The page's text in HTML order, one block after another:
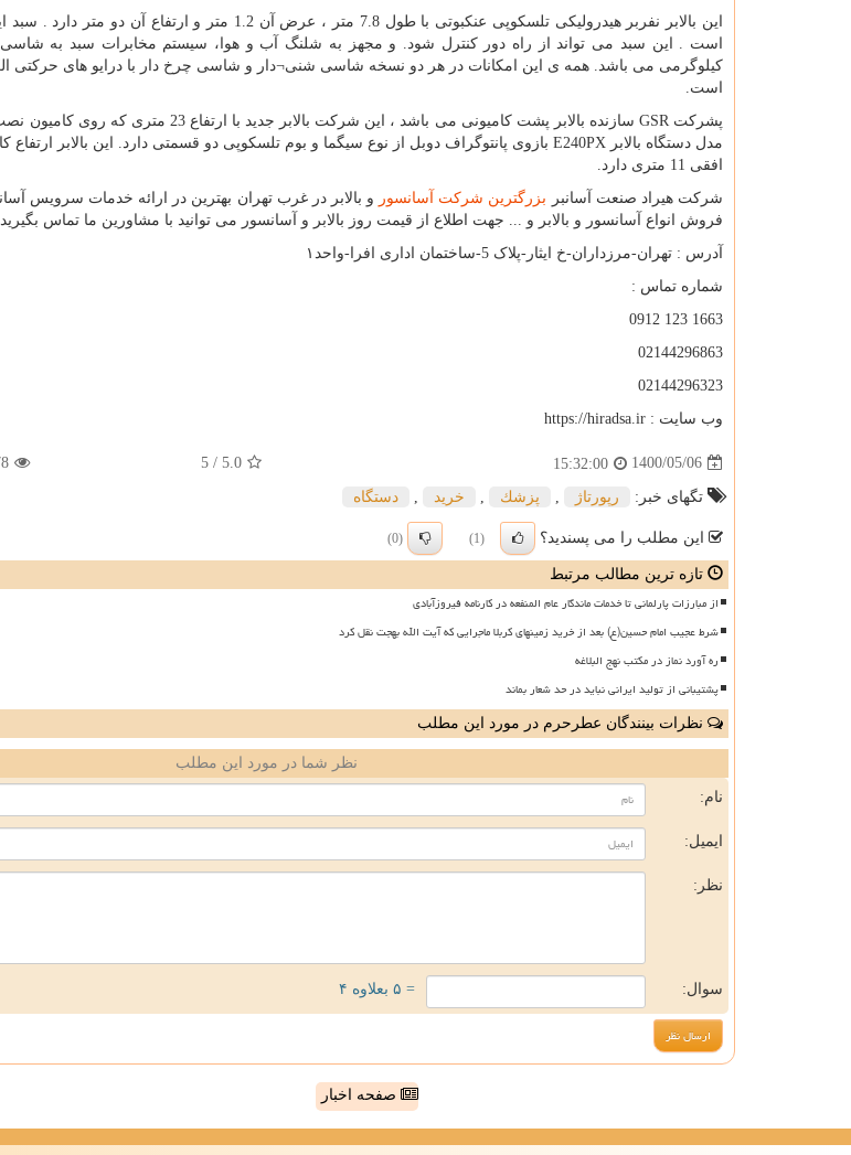
کیلوگرمی می باشد. همه ی این امکانات در هر دو نسخه شاسی شنی¬دار و شاسی چرخ دار با درایو های حرکتی
است.
پشرکت GSR
سازنده بالابر پشت کامیونی می باشد ، این شرکت بالابر
مدل دستگاه بالابر E240PX
افقی 11 متری دارد.
شرکت هیراد صنعت آسانبر بزرگترین شرکت آسانسور
و بالابر در غرب تهران بهترین در ارائه خدمات سرویس
فروش انواع آسانسور و بالابر و ... جهت اطلاع از قیمت روز بالابر و آسانسور می توانید با مشاورین ما تماس
آدرس : تهران-مرزداران-خ ایثار-پلاک 5-ساختمان اداری افرا-واحد۱
شماره تماس :
1663 123 0912
02144296863
02144296323
وب سایت : https://hiradsa.ir
1400/05/06
15:32:00
5.0
/ 5
تگهای خبر: رپورتاژ پزشك خرید دستگاه
این مطلب را می پسندید؟ (1)
(0)
تازه ترین مطالب مرتبط
از مبارزات پارلمانی تا خدمات ماندگار عام المنفعه در کارنامه فیروزآبادی
شرط عجیب امام حسین(ع) بعد از خرید زمینهای کربلا ماجرایی که آیت الله بهجت نقل کرد
ره آورد نماز در مکتب نهج البلاغه
پشتیبانی از تولید ایرانی نباید در حد شعار بماند
نظرات بینندگان عطرحرم در مورد این مطلب
نظر شما در مورد این مطلب
نام:
ایمیل:
نظر:
سوال: = ۵ بعلاوه ۴
صفحه اخبار